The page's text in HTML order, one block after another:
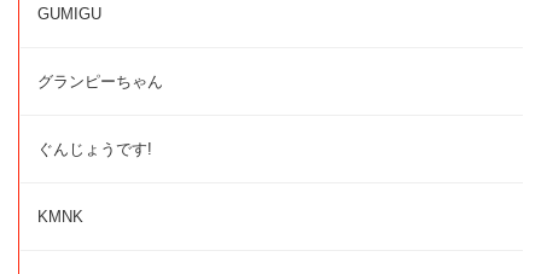
GUMIGU
グランピーちゃん
ぐんじょうです!
KMNK